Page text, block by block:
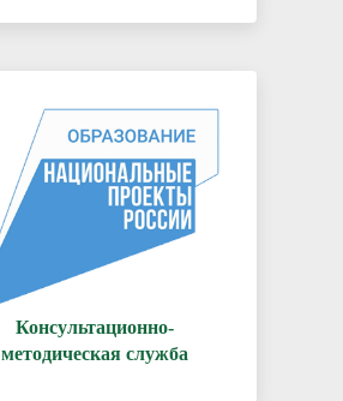
Консультационно-
методическая служба